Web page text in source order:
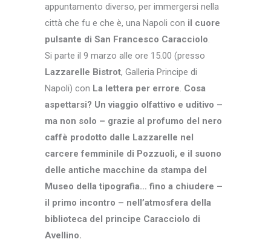
appuntamento diverso, per immergersi nella
città che fu e che è, una Napoli con il cuore
pulsante di San Francesco Caracciolo.
Si parte il 9 marzo alle ore 15.00 (presso
Lazzarelle Bistrot, Galleria Principe di
Napoli) con La lettera per errore. Cosa
aspettarsi? Un viaggio olfattivo e uditivo –
ma non solo – grazie al profumo del nero
caffè prodotto dalle Lazzarelle nel
carcere femminile di Pozzuoli, e il suono
delle antiche macchine da stampa del
Museo della tipografia… fino a chiudere –
il primo incontro – nell’atmosfera della
biblioteca del principe Caracciolo di
Avellino.